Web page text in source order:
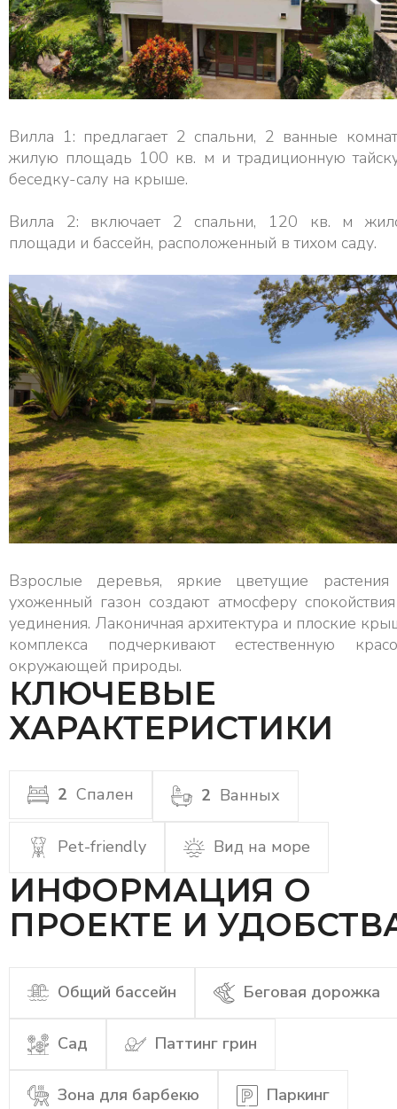
Вилла 1: предлагает 2 спальни, 2 ванные
жилую площадь 100 кв. м и традиционную
беседку-салу на крыше.
Вилла 2: включает 2 спальни, 120 кв. м
площади и бассейн, расположенный в тихом саду.
Взрослые деревья, яркие цветущие
ухоженный газон создают атмосферу
уединения. Лаконичная архитектура и плоские
комплекса подчеркивают естественную
окружающей природы.
КЛЮЧЕВЫЕ
ХАРАКТЕРИСТИКИ
2 Спален 2 Ванных
Pet-friendly Вид на море
ИНФОРМАЦИЯ О
ПРОЕКТЕ И
Общий бассейн Беговая дорожка
Сад Паттинг грин
Зона для барбекю Паркинг